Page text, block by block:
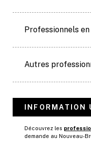
Professionnels
Autres
INFORMATION
Découvrez les
demande au Nouveau-